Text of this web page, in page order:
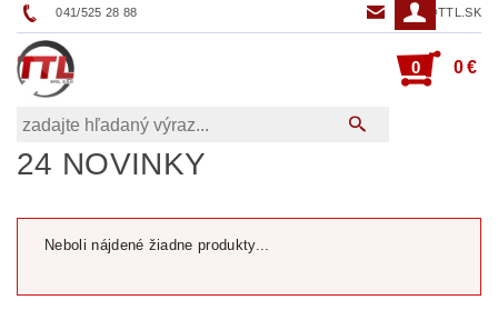
041/525 28 88 TTL@TTL.SK
0 0 €
24 NOVINKY
Neboli nájdené žiadne produkty...